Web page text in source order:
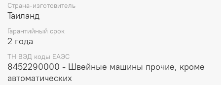
Страна-изготовитель
Таиланд
Гарантийный срок
2 года
ТН ВЭД коды ЕАЭС
8452290000 - Швейные машины прочие, кроме
автоматических